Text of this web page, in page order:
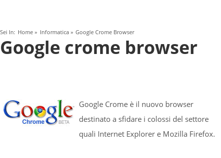
Sei In: Home » Informatica» Google Crome Browser
Google crome browser
Google Crome è il nuovo browser
destinato a sfidare i colossi del settore
quali Internet Explorer e Mozilla Firefox.